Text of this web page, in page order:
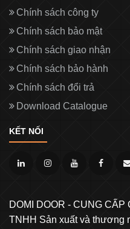
Chính sách công ty
Chính sách bảo mật
Chính sách giao nhận
Chính sách bảo hành
Chính sách đổi trả
Download Catalogue
KẾT NỐI
DOMI DOOR - CUNG
TNHH Sản xuất và thương